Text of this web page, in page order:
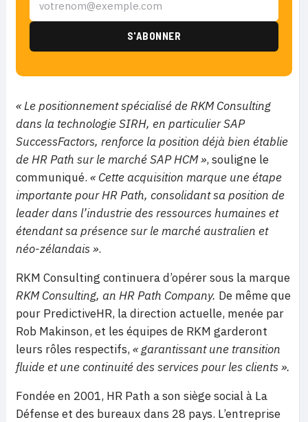
« Le positionnement spécialisé de RKM Consulting
dans la technologie SIRH, en particulier SAP
SuccessFactors, renforce la position déjà bien établie
de HR Path sur le marché SAP HCM », souligne le
communiqué. « Cette acquisition marque une étape
importante pour HR Path, consolidant sa position de
leader dans l’industrie des ressources humaines et
étendant sa présence sur le marché australien et
néo-zélandais ».
RKM Consulting continuera d’opérer sous la marque
RKM Consulting, an HR Path Company. De même que
pour PredictiveHR, la direction actuelle, menée par
Rob Makinson, et les équipes de RKM garderont
leurs rôles respectifs, « garantissant une transition
fluide et une continuité des services pour les clients ».
Fondée en 2001, HR Path a son siège social à La
Défense et des bureaux dans 28 pays. L’entreprise